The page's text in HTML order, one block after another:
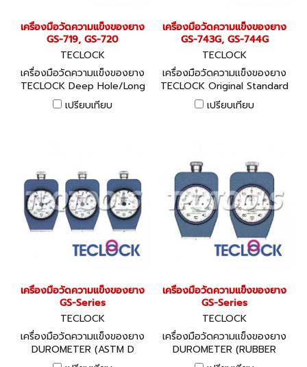
เครื่องมือวัดความแข็งของยาง
GS-719, GS-720
TECLOCK
เครื่องมือวัดความแข็งของยาง
TECLOCK Deep Hole/Long
Leg Type
เปรียบเทียบ
เครื่องมือวัดความแข็งของยาง
GS-743G, GS-744G
TECLOCK
เครื่องมือวัดความแข็งของยาง
TECLOCK Original Standard
Durometer (JIS K 6253 &
TECLOCK STANDARD)
เปรียบเทียบ
เครื่องมือวัดความแข็งของยาง
GS-Series
TECLOCK
เครื่องมือวัดความแข็งของยาง
DUROMETER (ASTM D
2240 standard)
เครื่องมือวัดความแข็งของยาง
GS-Series
TECLOCK
เครื่องมือวัดความแข็งของยาง
DUROMETER (RUBBER
HARDNESS TESTER) JIS